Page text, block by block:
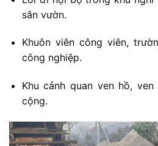
sân vườn.
Khuôn viên công viên,
công nghiệp.
Khucảnh quan ven hồ, ven
cộng.